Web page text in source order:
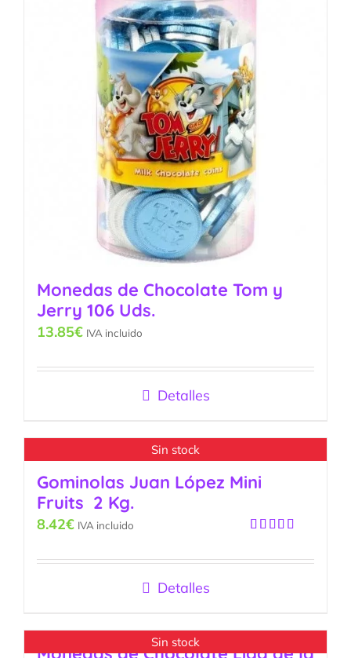
Monedas de Chocolate Tom y
Jerry 106 Uds.
13.85€ IVA incluido
Detalles
Sin stock
Gominolas Juan López Mini
Fruits 2 Kg.
con5.00de
8.42€ IVA incluido
Detalles
Sin stock